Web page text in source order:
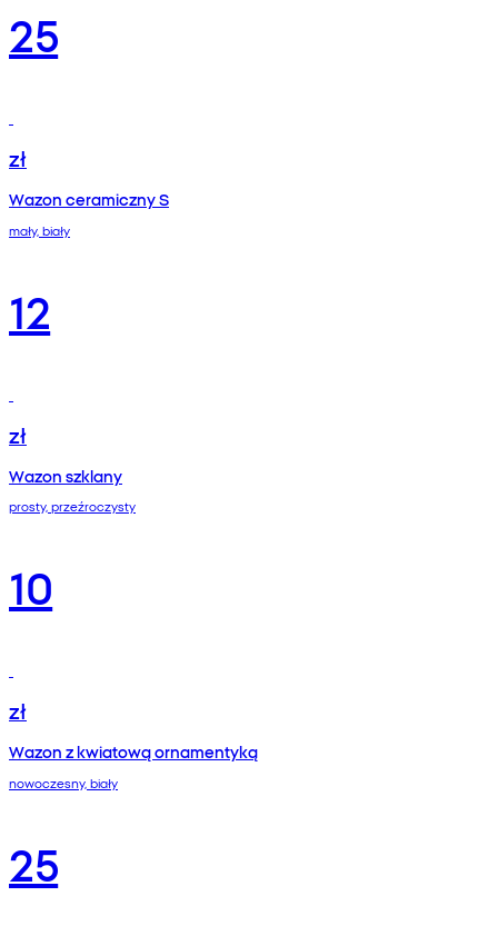
25
zł
Wazon ceramiczny S
mały, biały
12
zł
Wazon szklany
prosty, przeźroczysty
10
zł
Wazon z kwiatową ornamentyką
nowoczesny, biały
25